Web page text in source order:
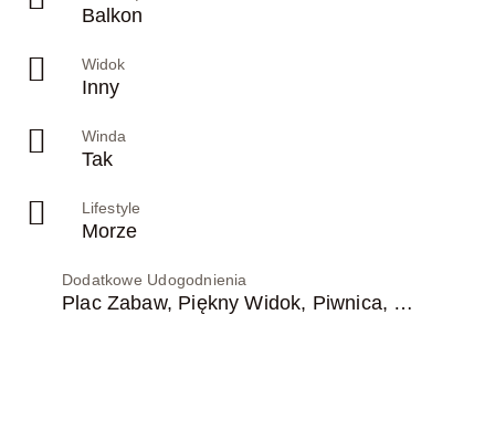
Balkon
Widok
Inny
Winda
Tak
Lifestyle
Morze
Dodatkowe Udogodnienia
Plac Zabaw, Piękny Widok, Piwnica, Siłownia, Klimatyzacja